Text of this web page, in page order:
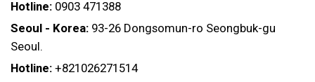
Hotline: 0903 471388
Seoul - Korea: 93-26 Dongsomun-ro Seongbuk-gu
Seoul.
Hotline: +821026271514